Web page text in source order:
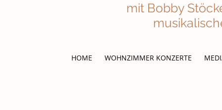
mit Bobby
musikalischen
HOME WOHNZIMMER KONZERTE